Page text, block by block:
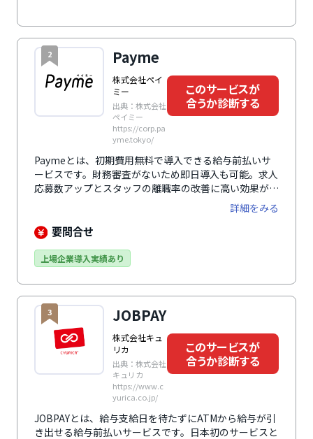
ています。福利厚生サービスの一つとして多くの企業の
導入実績があり、テレビなどのメディアにも多数取り上
げられ注目されています。
2 Payme
株式会社ペイ
ミー
出典：株式会社
ペイミー
https://corp.pa
yme.tokyo/
このサービスが
合うか診断する
Paymeとは、初期費用無料で導入できる給与前払いサ
ービスです。財務審査がないため即日導入も可能。求人
応募数アップとスタッフの離職率の改善に高い効果が期
待できます。プランは「立替プラン」「クレジットカー
ドプラン」「デポジットプラン」の3つ。セブン銀行口
座を使用する「デポジットプラン」であれば365日24時
ステムや給与計算システムなどと連携することで、導入
ンツーマンによる充実したフォロー体制で導入をサポー
トします。
詳細をみる
要問合せ
上場企業導入実績あり
3 JOBPAY
株式会社キュ
リカ
出典：株式会社
キュリカ
https://www.c
yurica.co.jp/
このサービスが
合うか診断する
JOBPAYとは、給与支給日を待たずにATMから給与が引
き出せる給与前払いサービスです。日本初のサービスと